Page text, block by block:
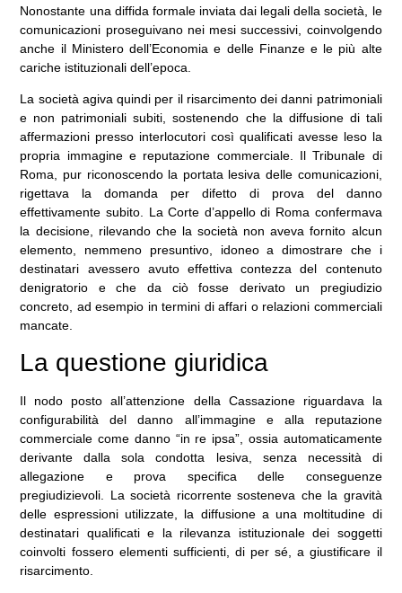
Nonostante una diffida formale inviata dai legali della società, le
comunicazioni proseguivano nei mesi successivi, coinvolgendo
anche il Ministero dell’Economia e delle Finanze e le più alte
cariche istituzionali dell’epoca.
La società agiva quindi per il risarcimento dei danni patrimoniali
e non patrimoniali subiti, sostenendo che la diffusione di tali
affermazioni presso interlocutori così qualificati avesse leso la
propria immagine e reputazione commerciale. Il Tribunale di
Roma, pur riconoscendo la portata lesiva delle comunicazioni,
rigettava la domanda per difetto di prova del danno
effettivamente subito. La Corte d’appello di Roma confermava
la decisione, rilevando che la società non aveva fornito alcun
elemento, nemmeno presuntivo, idoneo a dimostrare che i
destinatari avessero avuto effettiva contezza del contenuto
denigratorio e che da ciò fosse derivato un pregiudizio
concreto, ad esempio in termini di affari o relazioni commerciali
mancate.
La questione giuridica
Il nodo posto all’attenzione della Cassazione riguardava la
configurabilità del danno all’immagine e alla reputazione
commerciale come danno “in re ipsa”, ossia automaticamente
derivante dalla sola condotta lesiva, senza necessità di
allegazione e prova specifica delle conseguenze
pregiudizievoli. La società ricorrente sosteneva che la gravità
delle espressioni utilizzate, la diffusione a una moltitudine di
destinatari qualificati e la rilevanza istituzionale dei soggetti
coinvolti fossero elementi sufficienti, di per sé, a giustificare il
risarcimento.